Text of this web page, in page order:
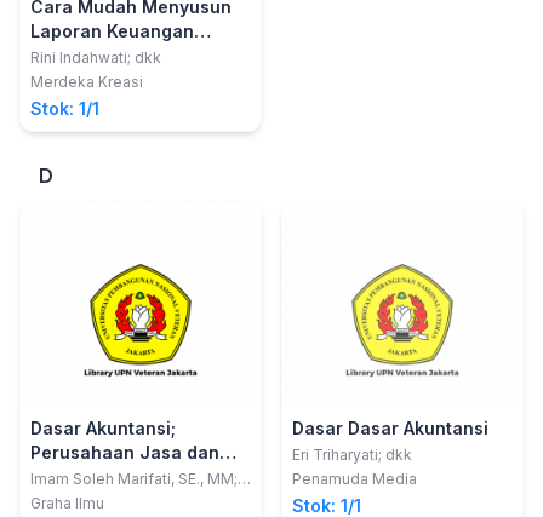
Cara Mudah Menyusun
Laporan Keuangan
Badan Usaha Milik Desa
Rini Indahwati; dkk
Merdeka Kreasi
Stok: 1/1
D
Dasar Akuntansi;
Perusahaan Jasa dan
Dagang
Imam Soleh Marifati, SE., MM;
Ubaidillah, SAg., M.M.
Graha Ilmu
Dasar Dasar Akuntansi
Eri Triharyati; dkk
Penamuda Media
Stok: 1/1